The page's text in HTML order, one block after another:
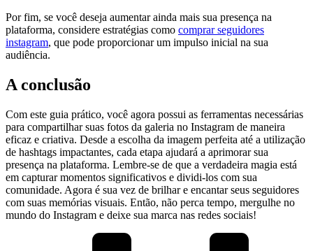
Por fim, se você deseja aumentar ainda mais sua presença na
⁤plataforma, considere estratégias⁣ como comprar ​seguidores
instagram, que ‍pode proporcionar ⁤um impulso inicial na sua
audiência.
A conclusão
Com este guia prático, você agora possui as ferramentas necessárias
para ⁣compartilhar suas⁤ fotos da galeria no ⁤Instagram de ⁤maneira
eficaz e criativa. Desde a escolha da‍ imagem perfeita até a utilização
de hashtags impactantes, cada etapa ajudará a aprimorar sua
presença na plataforma. Lembre-se de que a verdadeira magia está
em capturar momentos significativos e dividi-los com sua
comunidade. Agora é sua vez de brilhar e encantar⁢ seus seguidores
com⁤ suas memórias visuais. Então, não perca tempo, mergulhe no
mundo do Instagram‌ e deixe sua marca nas redes⁢ sociais!